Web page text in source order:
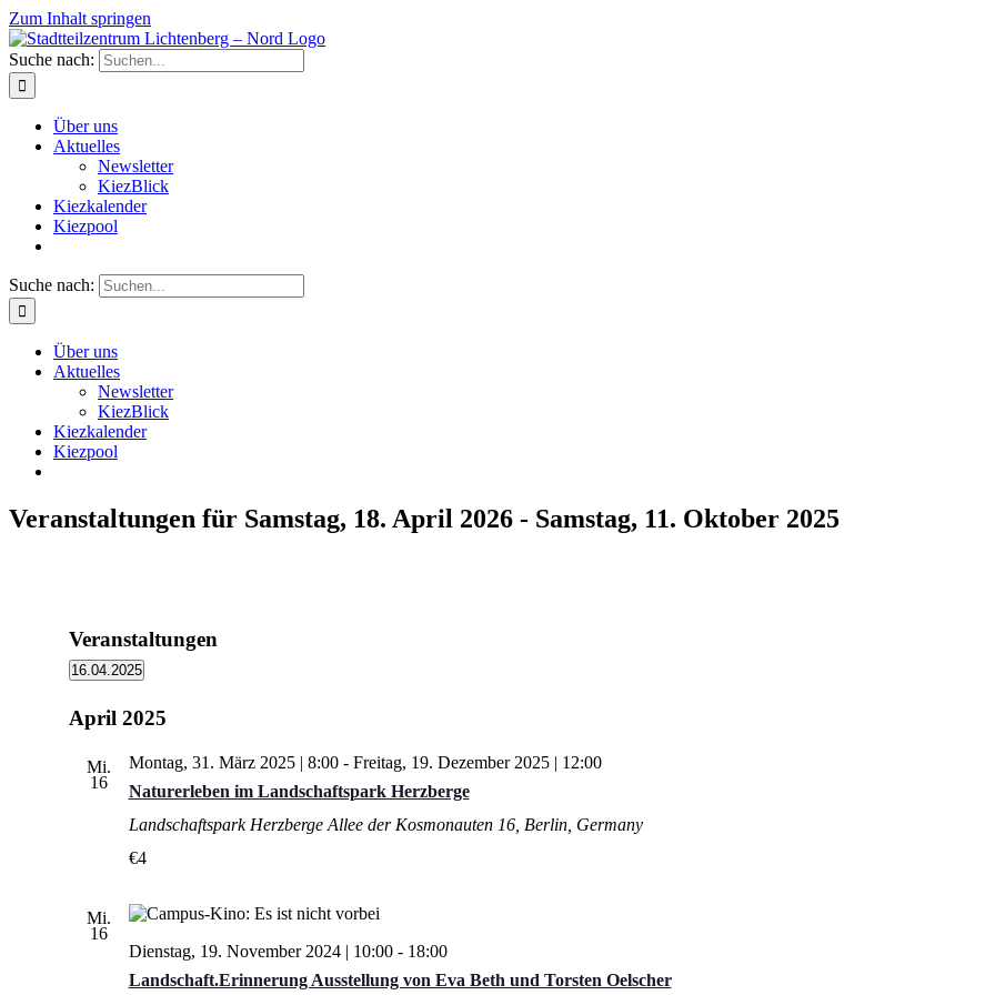
Zum Inhalt springen
Suche nach:
Über uns
Aktuelles
Newsletter
KiezBlick
Kiezkalender
Kiezpool
Suche nach:
Über uns
Aktuelles
Newsletter
KiezBlick
Kiezkalender
Kiezpool
Veranstaltungen für Samstag, 18. April 2026 - Samstag, 11. Oktober 2025
Veranstaltungen
16.04.2025
wählen.
April 2025
Mi.
16
Naturerleben im Landschaftspark Herzberge
Montag, 31. März 2025 | 8:00- Freitag, 19. Dezember 2025 | 12:00
Landschaftspark Herzberge Allee der Kosmonauten 16, Berlin, Germany
€4
Mi.
16
Landschaft.Erinnerung Ausstellung von Eva Beth und Torsten Oelscher
Dienstag, 19. November 2024 | 10:00- 18:00